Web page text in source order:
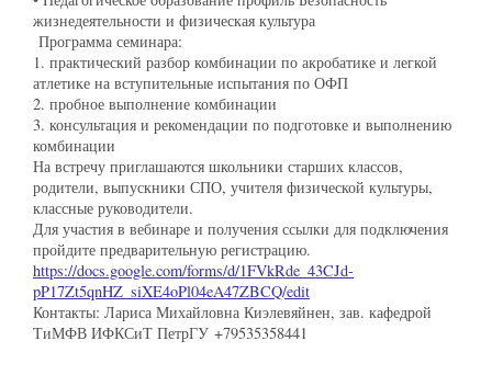
жизнедеятельности и физическая культура
Программа семинара:
1. практический разбор комбинации по акробатике и легкой
атлетике на вступительные испытания по ОФП
2. пробное выполнение комбинации
3. консультация и рекомендации по подготовке и выполнению
комбинации
На встречу приглашаются школьники старших классов,
родители, выпускники СПО, учителя физической культуры,
классные руководители.
Для участия в вебинаре и получения ссылки для подключения
пройдите предварительную регистрацию.
https://docs.google.com/forms/d/1FVkRde_43CJd-
pP17Zt5qnHZ_siXE4oPl04eA47ZBCQ/edit
Контакты: Лариса Михайловна Киэлевяйнен, зав. кафедрой
ТиМФВ ИФКСиТ ПетрГУ +79535358441